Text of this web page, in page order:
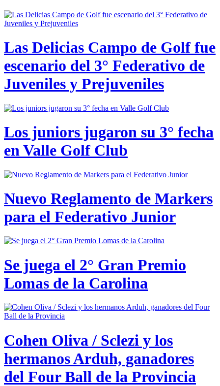
Las Delicias Campo de Golf fue
escenario del 3° Federativo de
Juveniles y Prejuveniles
Los juniors jugaron su 3° fecha
en Valle Golf Club
Nuevo Reglamento de Markers
para el Federativo Junior
Se juega el 2° Gran Premio
Lomas de la Carolina
Cohen Oliva / Sclezi y los
hermanos Arduh, ganadores
del Four Ball de la Provincia